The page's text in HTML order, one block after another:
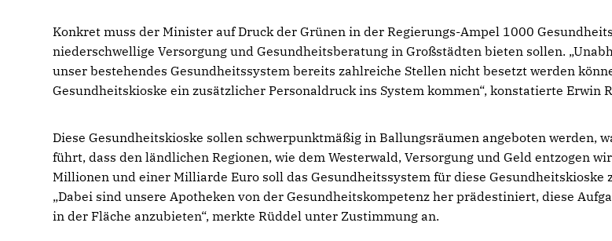
Konkret muss der Minister auf Druck der Grünen in der Regierungs-Ampel 1000
niederschwellige Versorgung und Gesundheitsberatung in Großstädten bieten sollen.
unser bestehendes Gesundheitssystem bereits zahlreiche Stellen nicht besetzt werden
Gesundheitskioske ein zusätzlicher Personaldruck ins System kommen“, konstatierte Erwin
Diese Gesundheitskioske sollen schwerpunktmäßig in Ballungsräumen angeboten werden,
führt, dass den ländlichen Regionen, wie dem Westerwald, Versorgung und Geld entzogen
Millionen und einer Milliarde Euro soll das Gesundheitssystem für diese Gesundheitskioske
Dabei sind unsere Apotheken von der Gesundheitskompetenz her prädestiniert, diese
in der Fläche anzubieten“, merkte Rüddel unter Zustimmung an.